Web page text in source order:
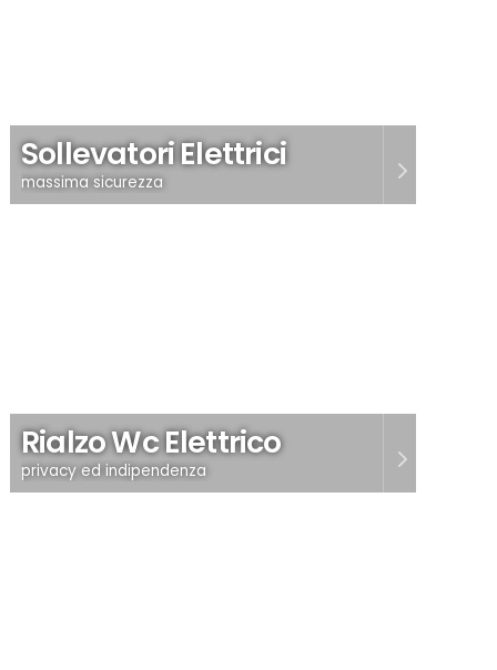
Sollevatori Elettrici
massima sicurezza
Rialzo Wc Elettrico
privacy ed indipendenza